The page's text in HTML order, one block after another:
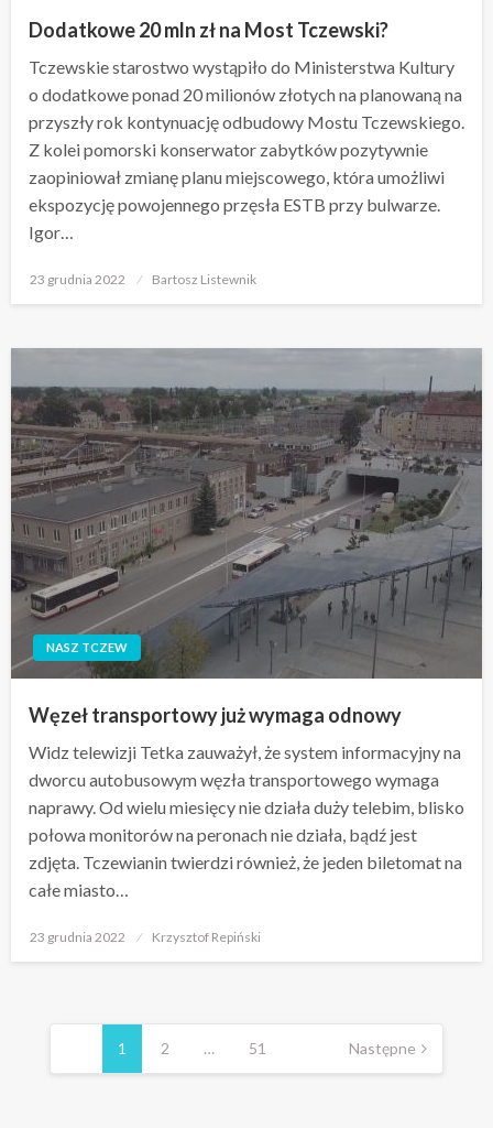
Dodatkowe 20 mln zł na Most Tczewski?
Tczewskie starostwo wystąpiło do Ministerstwa Kultury
o dodatkowe ponad 20 milionów złotych na planowaną na
przyszły rok kontynuację odbudowy Mostu Tczewskiego.
Z kolei pomorski konserwator zabytków pozytywnie
zaopiniował zmianę planu miejscowego, która umożliwi
ekspozycję powojennego przęsła ESTB przy bulwarze.
Igor…
Opublikowane
23 grudnia 2022 Bartosz Listewnik
NASZ TCZEW
Węzeł transportowy już wymaga odnowy
Widz telewizji Tetka zauważył, że system informacyjny na
dworcu autobusowym węzła transportowego wymaga
naprawy. Od wielu miesięcy nie działa duży telebim, blisko
połowa monitorów na peronach nie działa, bądź jest
zdjęta. Tczewianin twierdzi również, że jeden biletomat na
całe miasto…
Opublikowane
23 grudnia 2022 Krzysztof Repiński
Stronicowanie
wpisów1 2 … 51 Następne